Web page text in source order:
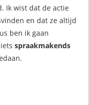
Ik wist dat de actie
en dat ze altijd
ben ik gaan
spraakmakends